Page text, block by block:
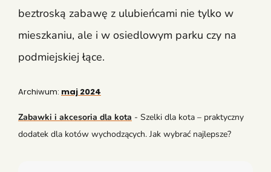
beztroską zabawę z ulubieńcami nie tylko w
mieszkaniu, ale i w osiedlowym parku czy na
podmiejskiej łące.
Archiwum: maj 2024
Zabawki i akcesoria dla kota - Szelki dla kota – praktyczny
dodatek dla kotów wychodzących. Jak wybrać najlepsze?